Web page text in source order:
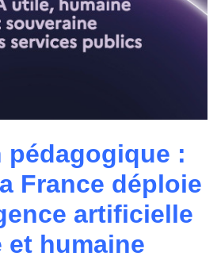
pédagogique :
France déploie
artificielle
humaine